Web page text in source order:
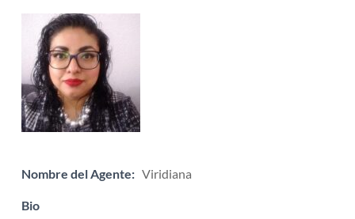
Nombre del Agente: Viridiana
Bio